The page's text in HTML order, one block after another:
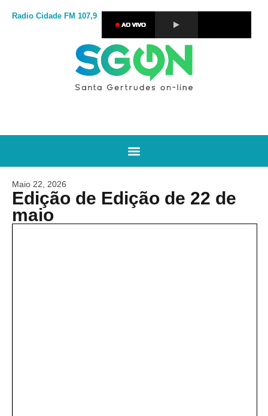
Radio Cidade FM 107,9
Maio 22, 2026
Edição de Edição de 22 de
maio